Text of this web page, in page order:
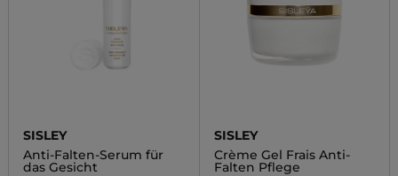
SISLEY
Anti-Falten-Serum für
das Gesicht
SISLEY
Crème Gel Frais Anti-
Falten Pflege